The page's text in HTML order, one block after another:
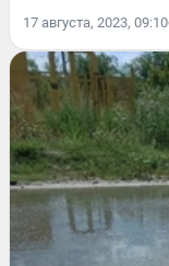
17 августа, 2023, 09:10